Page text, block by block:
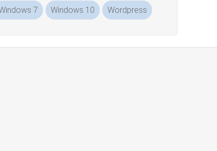
7 Windows 10 Wordpress